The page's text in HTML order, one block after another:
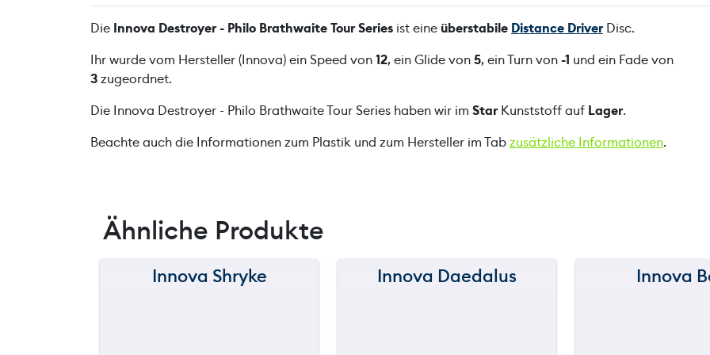
o
y
-
h
t
Die Innova Destroyer - Philo Brathwaite Tour Series ist eine überstabile Distance DriverDisc.
Ihr wurde vom Hersteller (Innova) ein Speed von12, ein Glide von5, ein Turn von-1 und ein Fade von
3zugeordnet.
Die Innova Destroyer - Philo Brathwaite Tour Series haben wir im Star Kunststoff auf Lager.
Beachte auch die Informationen zum Plastik und zum Hersteller im Tabzusätzliche Informationen.
Ähnliche Produkte
150 m
Innova Shryke 150 m
Innova Daedalus 150 m
Innova